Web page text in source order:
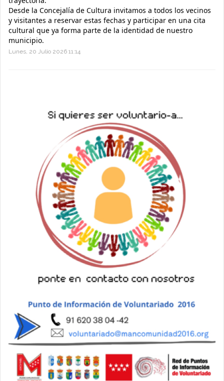
Desde la Concejalía de Cultura invitamos a todos los vecinos
y visitantes a reservar estas fechas y participar en una cita
cultural que ya forma parte de la identidad de nuestro
municipio.
Lunes, 20 Julio 2026 11:14